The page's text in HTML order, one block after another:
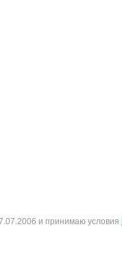
и принимаю условия